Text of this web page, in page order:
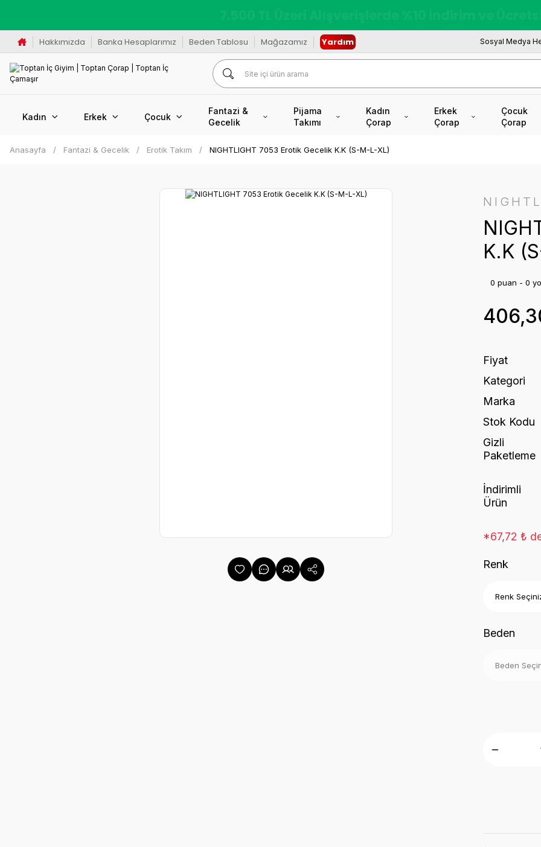
Hakkımızda Banka Hesaplarımız Beden Tablosu Mağazamız Yardım Sosyal Medya
Kadın Erkek Çocuk
Fantazi &
Gecelik
Pijama
Takımı
Kadın
Çorap
Erkek
Çorap
Çocuk
Çorap
Anasayfa Fantazi & Gecelik Erotik Takım NIGHTLIGHT 7053 Erotik Gecelik K.K (S-M-L-XL)
K.K
0 puan - 0
Fiyat
Kategori
Marka
Stok Kodu
Gizli
Paketleme
İndirimli
Ürün
*67,72 ₺
Renk
Beden